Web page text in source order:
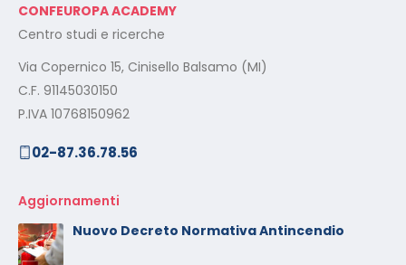
CONFEUROPA ACADEMY
Centro studi e ricerche
Via Copernico 15, Cinisello Balsamo (MI)
C.F. 91145030150
P.IVA 10768150962
02-87.36.78.56
Aggiornamenti
Nuovo Decreto Normativa Antincendio